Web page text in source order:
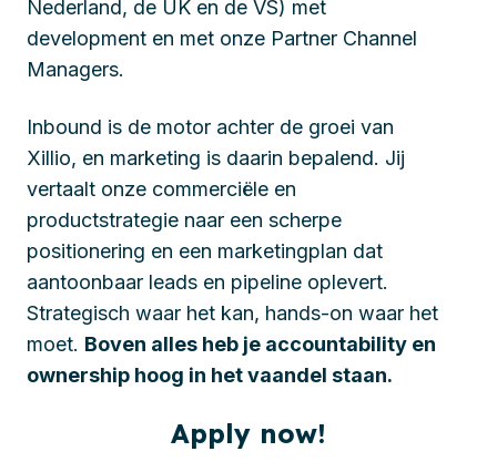
Nederland, de UK en de VS) met
development en met onze Partner Channel
Managers.
Inbound is de motor achter de groei van
Xillio, en marketing is daarin bepalend. Jij
vertaalt onze commerciële en
productstrategie naar een scherpe
positionering en een marketingplan dat
aantoonbaar leads en pipeline oplevert.
Strategisch waar het kan, hands-on waar het
moet. Boven alles heb je accountability en
ownership hoog in het vaandel staan.
Apply now!